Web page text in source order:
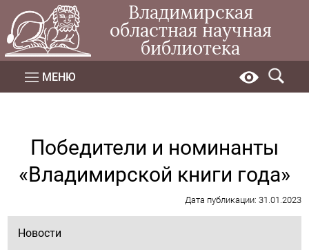
Владимирская
областная научная
библиотека
МЕНЮ
Победители и номинанты
«Владимирской книги года»
Дата публикации: 31.01.2023
Новости